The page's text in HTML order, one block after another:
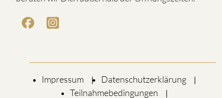
Impressum
Datenschutzerklärung
Teilnahmebedingungen